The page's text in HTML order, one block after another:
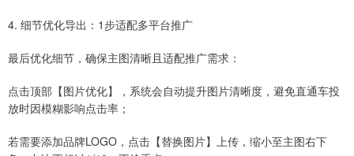
4. 细节优化导出：1步适配多平台推广
最后优化细节，确保主图清晰且适配推广需求：
点击顶部【图片优化】，系统会自动提升图片清晰度，避免直通车投
放时因模糊影响点击率；
若需要添加品牌LOGO，点击【替换图片】上传，缩小至主图右下